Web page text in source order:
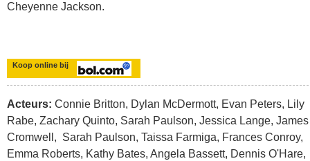
Cheyenne Jackson.
Koop online bij
Acteurs: Connie Britton, Dylan McDermott, Evan Peters, Lily
Rabe, Zachary Quinto, Sarah Paulson, Jessica Lange, James
Cromwell, Sarah Paulson, Taissa Farmiga, Frances Conroy,
Emma Roberts, Kathy Bates, Angela Bassett, Dennis O'Hare,